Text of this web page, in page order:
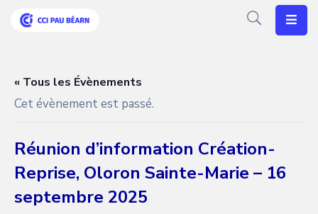
CCI
Vos
Agenda
« Tous les Évènements
Cet évènement est passé.
Réunion d’information Création-
Reprise, Oloron Sainte-Marie – 16
septembre 2025